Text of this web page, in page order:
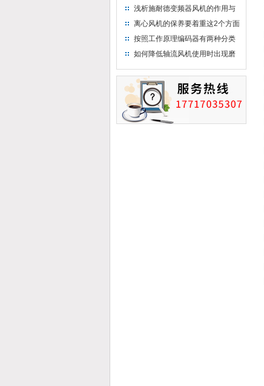
步骤
浅析施耐德变频器风机的作用与
意义所在
离心风机的保养要着重这2个方面
按照工作原理编码器有两种分类
如何降低轴流风机使用时出现磨